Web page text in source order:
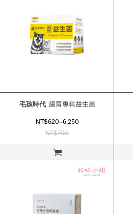
立即購買
毛孩時代 腸胃專科益生菌
NT$620~6,250
NT$700